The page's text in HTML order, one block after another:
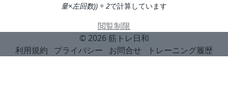
量×左回数)) ÷ 2で計算しています
閲覧制限
© 2026 筋トレ日和
利用規約
プライバシー お問合せ トレーニング履歴